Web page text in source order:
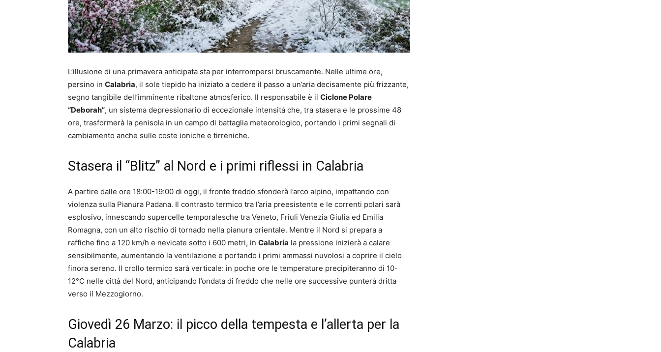
L’illusione di una primavera anticipata sta per interrompersi bruscamente. Nelle ultime ore,
persino in Calabria, il sole tiepido ha iniziato a cedere il passo a un’aria decisamente più frizzante,
segno tangibile dell’imminente ribaltone atmosferico. Il responsabile è il Ciclone Polare
“Deborah”, un sistema depressionario di eccezionale intensità che, tra stasera e le prossime 48
ore, trasformerà la penisola in un campo di battaglia meteorologico, portando i primi segnali di
cambiamento anche sulle coste ioniche e tirreniche.
Stasera il “Blitz” al Nord e i primi riflessi in Calabria
A partire dalle ore 18:00-19:00 di oggi, il fronte freddo sfonderà l’arco alpino, impattando con
violenza sulla Pianura Padana. Il contrasto termico tra l’aria preesistente e le correnti polari sarà
esplosivo, innescando supercelle temporalesche tra Veneto, Friuli Venezia Giulia ed Emilia
Romagna, con un alto rischio di tornado nella pianura orientale. Mentre il Nord si prepara a
raffiche fino a 120 km/h e nevicate sotto i 600 metri, in Calabria la pressione inizierà a calare
sensibilmente, aumentando la ventilazione e portando i primi ammassi nuvolosi a coprire il cielo
finora sereno. Il crollo termico sarà verticale: in poche ore le temperature precipiteranno di 10-
12°C nelle città del Nord, anticipando l’ondata di freddo che nelle ore successive punterà dritta
verso il Mezzogiorno.
Giovedì 26 Marzo: il picco della tempesta e l’allerta per la
Calabria